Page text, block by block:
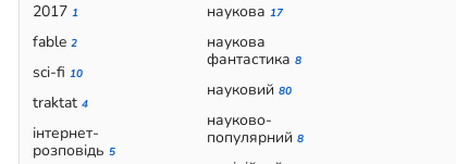
2017 1
fable 2
sci-fi 10
traktat 4
інтернет-
розповідь 5
наукова 17
наукова
фантастика 8
науковий 80
науково-
популярний 8